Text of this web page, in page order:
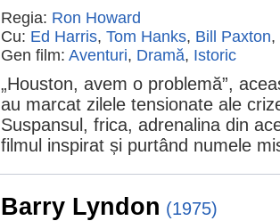
Regia: Ron Howard
Cu: Ed Harris, Tom Hanks, Bill Paxton,
Gen film: Aventuri, Dramă, Istoric
„Houston, avem o problemă”,
au marcat zilele tensionate ale
Suspansul, frica, adrenalina din
filmul inspirat și purtând numele
Barry Lyndon (1975)